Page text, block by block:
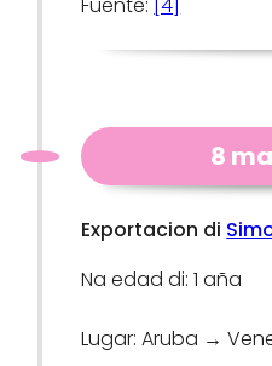
8
Exportacion di
Na edad di: 1 aña
Lugar: Aruba →